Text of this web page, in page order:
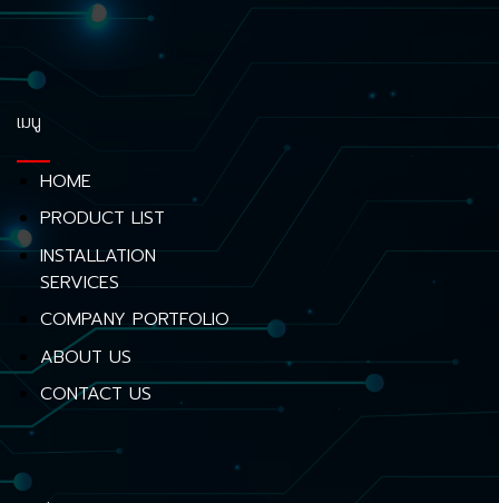
เมนู
HOME
PRODUCT LIST
INSTALLATION
SERVICES
COMPANY PORTFOLIO
ABOUT US
CONTACT US